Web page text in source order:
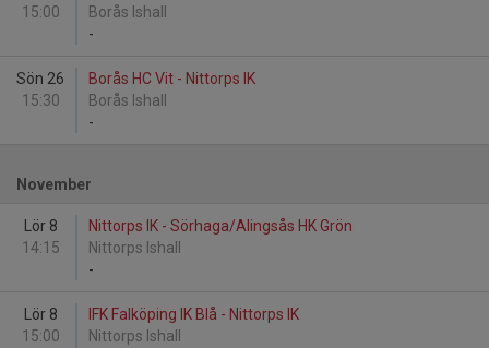
15:00
Borås Ishall
-
Sön 26
15:30
Borås HC Vit - Nittorps IK
Borås Ishall
-
November
Lör 8
14:15
Nittorps IK - Sörhaga/Alingsås HK Grön
Nittorps Ishall
-
Lör 8
15:00
IFK Falköping IK Blå - Nittorps IK
Nittorps Ishall